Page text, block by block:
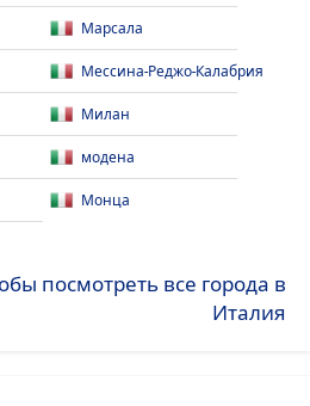
Марсала
Мессина-Реджо-Калабрия
Милан
модена
Монца
посмотреть все города в
Италия